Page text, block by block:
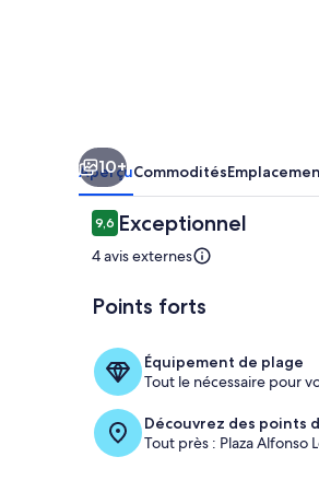
Valledupar,
Colombia
10+
AperçuCommodités
Avis
9,69,6 sur 10 –
Exceptionnel
4 avis externes
Points forts
Équipement de plage
Tout le nécessaire pour
Découvrez des points
Tout près : Plaza Alfonso